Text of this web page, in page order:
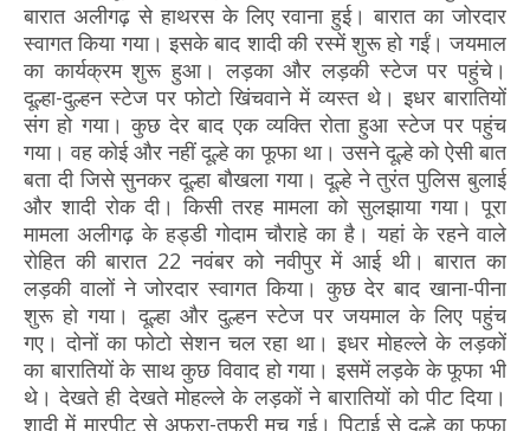
बारात अलीगढ़ से हाथरस के लिए रवाना हुई। बारात का जोरदार
स्वागत किया गया। इसके बाद शादी की रस्में शुरू हो गईं। जयमाल
का कार्यक्रम शुरू हुआ। लड़का और लड़की स्टेज पर पहुंचे।
दूल्हा-दुल्हन स्टेज पर फोटो खिंचवाने में व्यस्त थे। इधर बारातियों
संग हो गया। कुछ देर बाद एक व्यक्ति रोता हुआ स्टेज पर पहुंच
गया। वह कोई और नहीं दूल्हे का फूफा था। उसने दूल्हे को ऐसी बात
बता दी जिसे सुनकर दूल्हा बौखला गया। दूल्हे ने तुरंत पुलिस बुलाई
और शादी रोक दी। किसी तरह मामला को सुलझाया गया। पूरा
मामला अलीगढ़ के हड्डी गोदाम चौराहे का है। यहां के रहने वाले
रोहित की बारात 22 नवंबर को नवीपुर में आई थी। बारात का
लड़की वालों ने जोरदार स्वागत किया। कुछ देर बाद खाना-पीना
शुरू हो गया। दूल्हा और दुल्हन स्टेज पर जयमाल के लिए पहुंच
गए। दोनों का फोटो सेशन चल रहा था। इधर मोहल्ले के लड़कों
का बारातियों के साथ कुछ विवाद हो गया। इसमें लड़के के फूफा भी
थे। देखते ही देखते मोहल्ले के लड़कों ने बारातियों को पीट दिया।
शादी में मारपीट से अफरा-तफरी मच गई। पिटाई से दूल्हे का फूफा